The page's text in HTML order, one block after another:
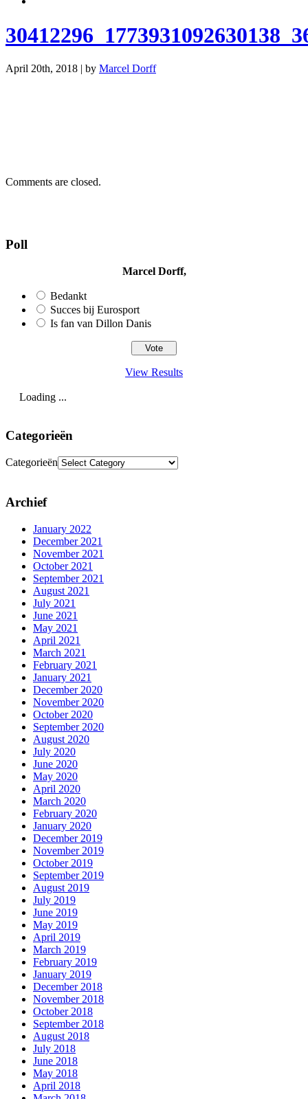
April 20th, 2018 | by Marcel Dorff
Comments are closed.
Poll
Marcel Dorff,
Bedankt
Succes bij Eurosport
Is fan van Dillon Danis
View Results
Loading ...
Categorieën
Categorieën
Archief
January 2022
December 2021
November 2021
October 2021
September 2021
August 2021
July 2021
June 2021
May 2021
April 2021
March 2021
February 2021
January 2021
December 2020
November 2020
October 2020
September 2020
August 2020
July 2020
June 2020
May 2020
April 2020
March 2020
February 2020
January 2020
December 2019
November 2019
October 2019
September 2019
August 2019
July 2019
June 2019
May 2019
April 2019
March 2019
February 2019
January 2019
December 2018
November 2018
October 2018
September 2018
August 2018
July 2018
June 2018
May 2018
April 2018